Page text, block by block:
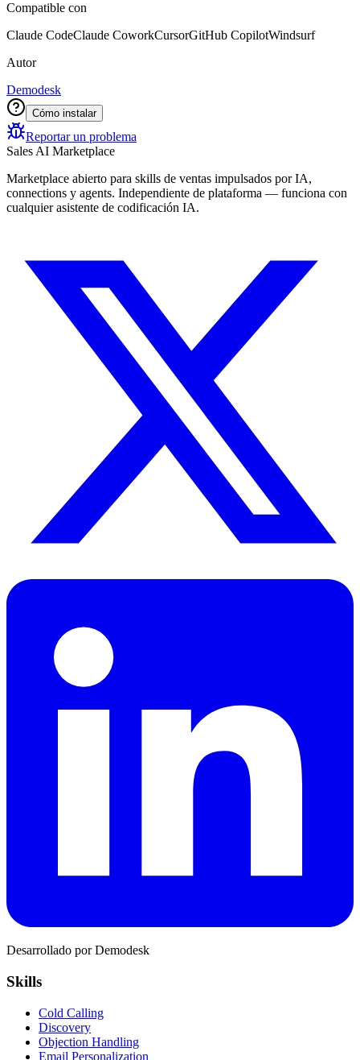
Compatible con
Claude CodeClaude CoworkCursorGitHub CopilotWindsurf
Autor
Demodesk
Cómo instalar
Reportar un problema
Sales AI Marketplace
Marketplace abierto para skills de ventas impulsados por IA,
connections y agents. Independiente de plataforma — funciona con
cualquier asistente de codificación IA.
Desarrollado por Demodesk
Skills
Cold Calling
Discovery
Objection Handling
Email Personalization